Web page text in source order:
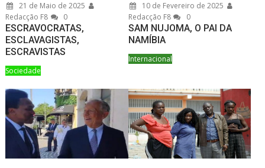
21 de Maio de 2025
Redacção F8
0
ESCRAVOCRATAS,
ESCLAVAGISTAS,
ESCRAVISTAS
Sociedade
10 de Fevereiro de 2025
Redacção F8
0
SAM NUJOMA, O PAI DA
NAMÍBIA
Internacional